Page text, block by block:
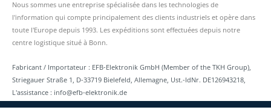
Nous sommes une entreprise spécialisée dans les technologies de
l'information qui compte principalement des clients industriels et opère dans
toute l'Europe depuis 1993. Les expéditions sont effectuées depuis notre
centre logistique situé à Bonn.
Fabricant / Importateur : EFB-Elektronik GmbH (Member of the TKH Group),
Striegauer Straße 1, D-33719 Bielefeld, Allemagne, Ust.-IdNr. DE126943218,
L'assistance : info@efb-elektronik.de